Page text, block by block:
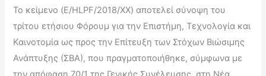
Νέα
Υόρκη,
21-
22
Το κείμενο (E/HLPF/2018/XX) αποτελεί σύνοψη του
τρίτου ετήσιου Φόρουμ για την Επιστήμη, Τεχνολογία και
Καινοτομία ως προς την Επίτευξη των Στόχων Βιώσιμης
Ανάπτυξης (ΣΒΑ), που πραγματοποιήθηκε, σύμφωνα με